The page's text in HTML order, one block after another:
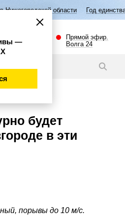
области Год единства народов
Прямой эфир.
Волга 24
будет
в эти
порывы до 10 м/с.
—